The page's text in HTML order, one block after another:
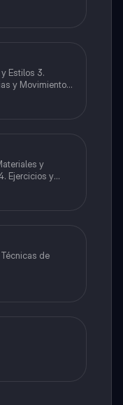
Estilos 3.
y Movimientos
Referencias
y
Ejercicios y
y
de